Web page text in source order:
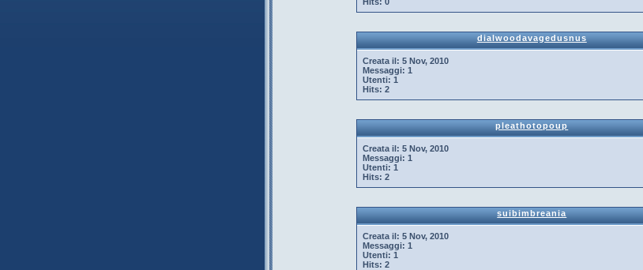
dialwoodavagedusnus
Creata il: 5 Nov, 2010
Messaggi: 1
Utenti: 1
Hits: 2
pleathotopoup
Creata il: 5 Nov, 2010
Messaggi: 1
Utenti: 1
Hits: 2
suibimbreania
Creata il: 5 Nov, 2010
Messaggi: 1
Utenti: 1
Hits: 2